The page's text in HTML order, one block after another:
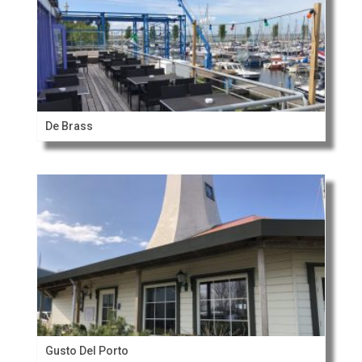
De Brass
Gusto Del Porto